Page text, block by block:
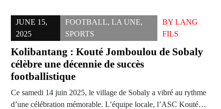
JUNE 15,
2025
FOOTBALL,LA UNE,
SPORTS
BY LANG
FILS
Kolibantang : Kouté Jomboulou de Sobaly
célèbre une décennie de succès
footballistique
Ce samedi 14 juin 2025, le village de Sobaly a vibré au rythme
d’une célébration mémorable. L’équipe locale, l’ASC Kouté…